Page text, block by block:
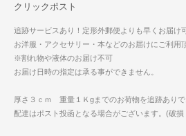
クリックポスト
追跡サービスあり！定形外郵便よりも早くお届け
お洋服・アクセサリー・本などのお届けにご利用
※割れ物や液体のお届け不可
お届け日時の指定は承る事ができません。
厚さ３ｃｍ 重量１Ｋgまでのお荷物を追跡あり
配達はポスト投函となる場合がございます。(破